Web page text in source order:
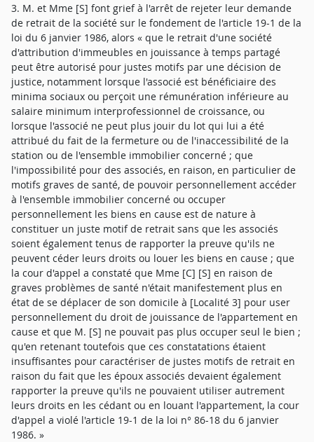
3. M. et Mme [S] font grief à l'arrêt de rejeter leur demande
de retrait de la société sur le fondement de l'article 19-1 de la
loi du 6 janvier 1986, alors « que le retrait d'une société
d'attribution d'immeubles en jouissance à temps partagé
peut être autorisé pour justes motifs par une décision de
justice, notamment lorsque l'associé est bénéficiaire des
minima sociaux ou perçoit une rémunération inférieure au
salaire minimum interprofessionnel de croissance, ou
lorsque l'associé ne peut plus jouir du lot qui lui a été
attribué du fait de la fermeture ou de l'inaccessibilité de la
station ou de l'ensemble immobilier concerné ; que
l'impossibilité pour des associés, en raison, en particulier de
motifs graves de santé, de pouvoir personnellement accéder
à l'ensemble immobilier concerné ou occuper
personnellement les biens en cause est de nature à
constituer un juste motif de retrait sans que les associés
soient également tenus de rapporter la preuve qu'ils ne
peuvent céder leurs droits ou louer les biens en cause ; que
la cour d'appel a constaté que Mme [C] [S] en raison de
graves problèmes de santé n'était manifestement plus en
état de se déplacer de son domicile à [Localité 3] pour user
personnellement du droit de jouissance de l'appartement en
cause et que M. [S] ne pouvait pas plus occuper seul le bien ;
qu'en retenant toutefois que ces constatations étaient
insuffisantes pour caractériser de justes motifs de retrait en
raison du fait que les époux associés devaient également
rapporter la preuve qu'ils ne pouvaient utiliser autrement
leurs droits en les cédant ou en louant l'appartement, la cour
d'appel a violé l'article 19-1 de la loi n° 86-18 du 6 janvier
1986. »